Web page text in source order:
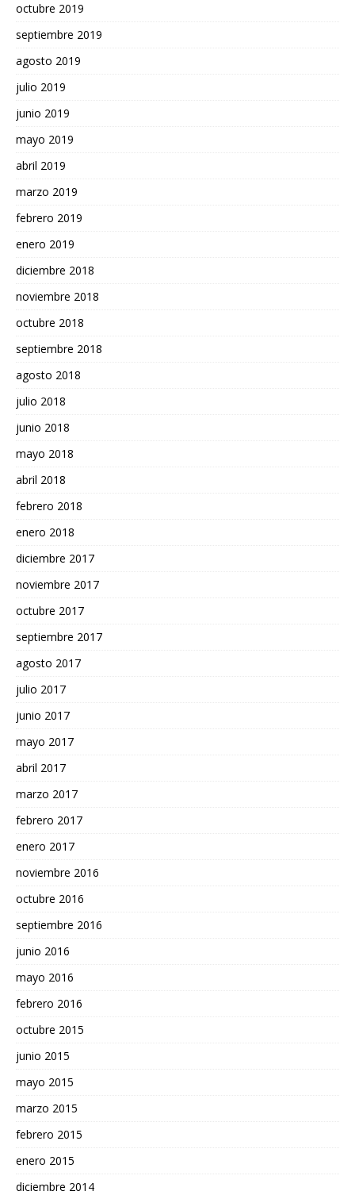
octubre 2019
septiembre 2019
agosto 2019
julio 2019
junio 2019
mayo 2019
abril 2019
marzo 2019
febrero 2019
enero 2019
diciembre 2018
noviembre 2018
octubre 2018
septiembre 2018
agosto 2018
julio 2018
junio 2018
mayo 2018
abril 2018
febrero 2018
enero 2018
diciembre 2017
noviembre 2017
octubre 2017
septiembre 2017
agosto 2017
julio 2017
junio 2017
mayo 2017
abril 2017
marzo 2017
febrero 2017
enero 2017
noviembre 2016
octubre 2016
septiembre 2016
junio 2016
mayo 2016
febrero 2016
octubre 2015
junio 2015
mayo 2015
marzo 2015
febrero 2015
enero 2015
diciembre 2014